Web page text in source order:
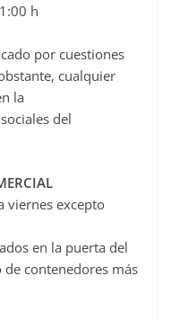
h
por cuestiones
cualquier
la
del
viernes excepto
en la puerta del
contenedores más